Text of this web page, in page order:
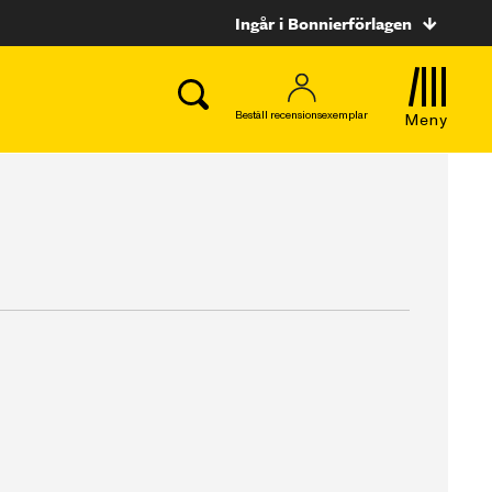
Ingår i Bonnierförlagen
Beställ recensionsexemplar Meny